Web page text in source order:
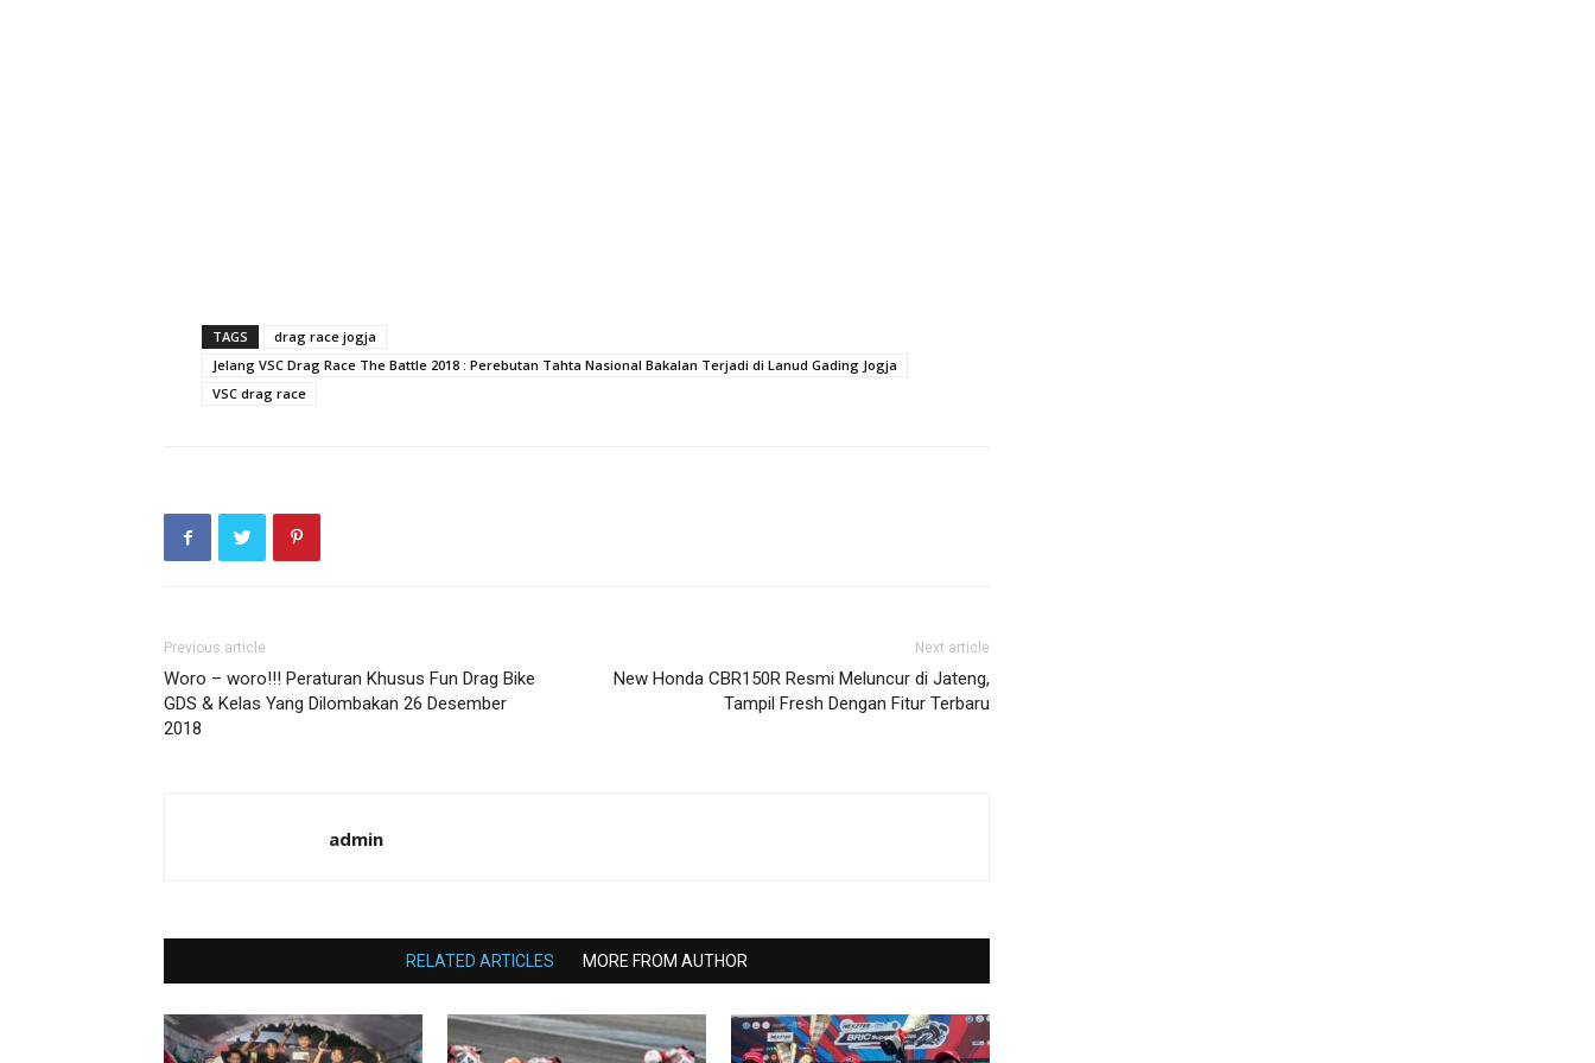
TAGS
drag race jogja
Jelang VSC Drag Race The Battle 2018 : Perebutan Tahta Nasional Bakalan Terjadi di Lanud Gading Jogja
VSC drag race
Previous article
Woro – woro!!! Peraturan Khusus Fun Drag Bike
GDS & Kelas Yang Dilombakan 26 Desember
2018
Next article
New Honda CBR150R Resmi Meluncur di Jateng,
Tampil Fresh Dengan Fitur Terbaru
admin
RELATED ARTICLES MORE FROM AUTHOR